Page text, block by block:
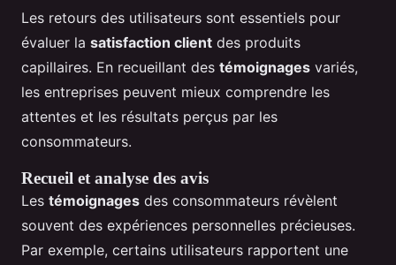
Les retours des utilisateurs sont essentiels pour
évaluer la satisfaction client des produits
capillaires. En recueillant des témoignages variés,
les entreprises peuvent mieux comprendre les
attentes et les résultats perçus par les
consommateurs.
Recueil et analyse des avis
Les témoignages des consommateurs révèlent
souvent des expériences personnelles précieuses.
Par exemple, certains utilisateurs rapportent une